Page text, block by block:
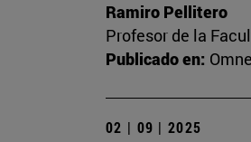
Ramiro Pellitero
Profesor de la
Publicado en:
02 | 09 | 2025